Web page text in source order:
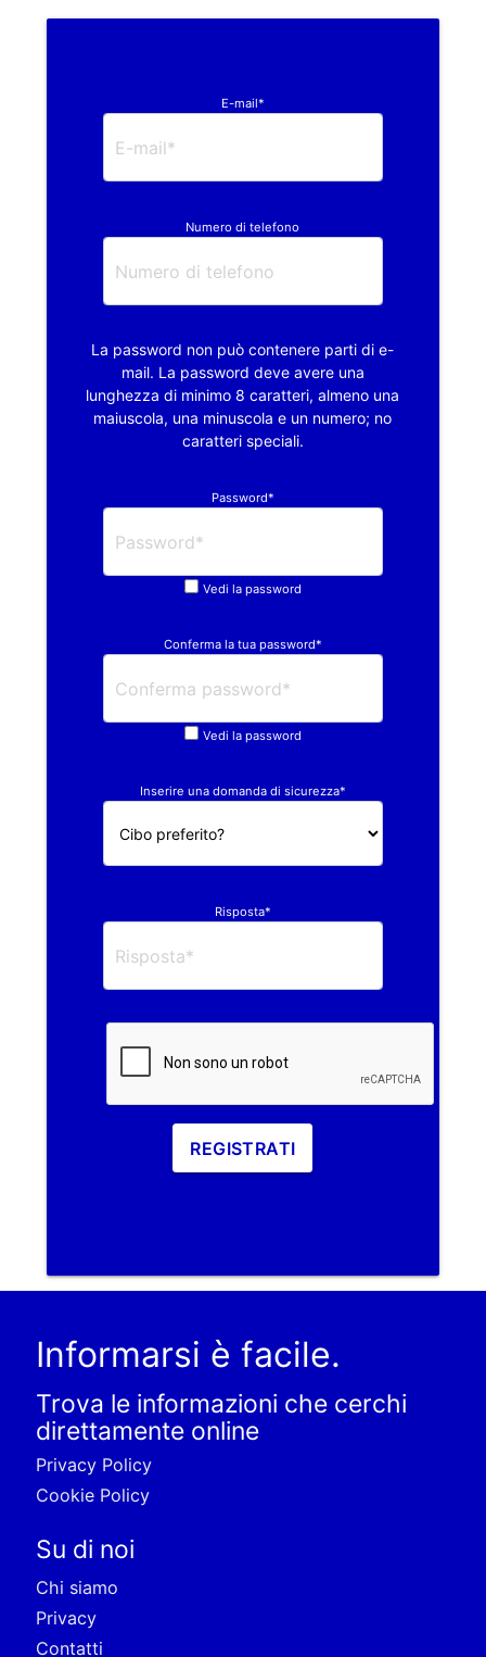
E-mail*
Numero di telefono
La password non può contenere parti di e-
mail. La password deve avere una
lunghezza di minimo 8 caratteri, almeno una
maiuscola, una minuscola e un numero; no
caratteri speciali.
Password*
Vedi la password
Conferma la tua password*
Vedi la password
Inserire una domanda di sicurezza*
Risposta*
REGISTRATI
Informarsi è facile.
Trova le informazioni che cerchi
direttamente online
Privacy Policy
Cookie Policy
Su di noi
Chi siamo
Privacy
Contatti